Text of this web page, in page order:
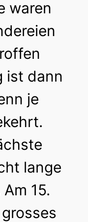
waren
ist dann
je
lange
15.